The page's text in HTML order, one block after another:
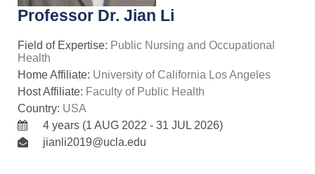
Professor Dr. Jian Li
Field of Expertise: Public Nursing and Occupational
Health
Home Affiliate: University of California Los Angeles
Host Affiliate: Faculty of Public Health
Country: USA
4 years (1 AUG 2022 - 31 JUL 2026)
jianli2019@ucla.edu